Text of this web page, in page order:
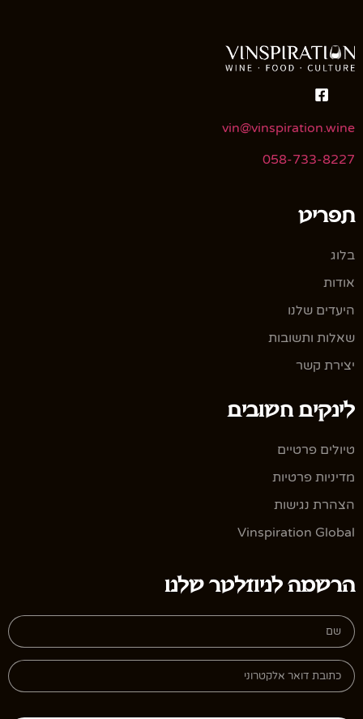
vin@vinspiration.wine
058-733-8227
תפריט
בלוג
אודות
היעדים שלנו
שאלות ותשובות
יצירת קשר
לינקים חשובים
טיולים פרטיים
מדיניות פרטיות
הצהרת נגישות
Vinspiration Global
הרשמה לניוזלטר שלנו